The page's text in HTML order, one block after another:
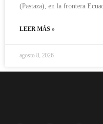
(Pastaza), en la frontera
LEER MÁS »
agosto 8, 2026